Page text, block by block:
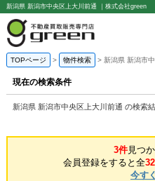
新潟県 新潟市中央区上大川前通 ｜株式会社green
TOPページ 物件検索 新潟県 新潟市
現在の検索条件
新潟県 新潟市中央区上大川前通 の検索
3件見つ
会員登録をすると全
今す